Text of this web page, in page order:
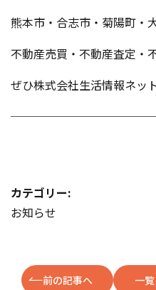
熊本市・合志市・菊陽町・
不動産売買・不動産査定・
ぜひ株式会社生活情報ネッ
カテゴリー:
お知らせ
前の記事へ 一